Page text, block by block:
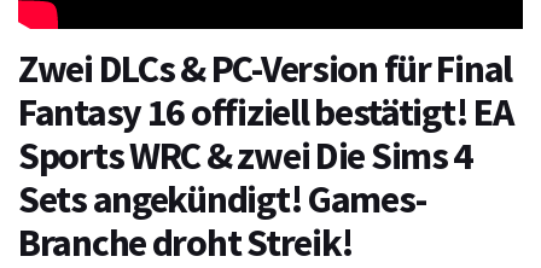
Zwei DLCs & PC-Version für Final
Fantasy 16 offiziell bestätigt! EA
Sports WRC & zwei Die Sims 4
Sets angekündigt! Games-
Branche droht Streik!